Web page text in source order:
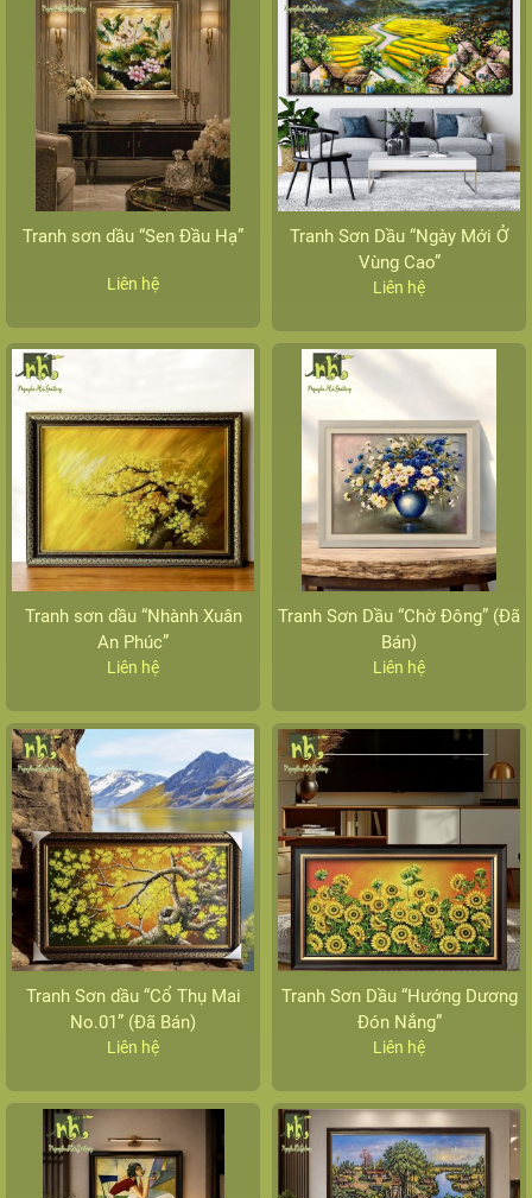
Tranh sơn dầu “Sen Đầu Hạ”
Liên hệ
Tranh Sơn Dầu “Ngày Mới Ở
Vùng Cao”
Liên hệ
Tranh sơn dầu “Nhành Xuân
An Phúc”
Liên hệ
Tranh Sơn Dầu “Chờ Đông” (Đã
Bán)
Liên hệ
Tranh Sơn dầu “Cổ Thụ Mai
No.01” (Đã Bán)
Liên hệ
Tranh Sơn Dầu “Hướng Dương
Đón Nắng”
Liên hệ